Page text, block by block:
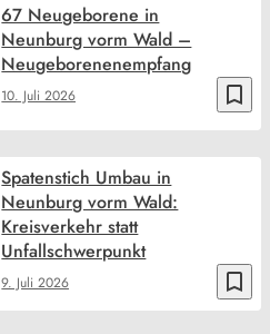
bookmark_border
10. Juli 2026
67 Neugeborene in
Neunburg vorm Wald –
Neugeborenenempfang
bookmark_border
9. Juli 2026
Spatenstich Umbau in
Neunburg vorm Wald:
Kreisverkehr statt
Unfallschwerpunkt